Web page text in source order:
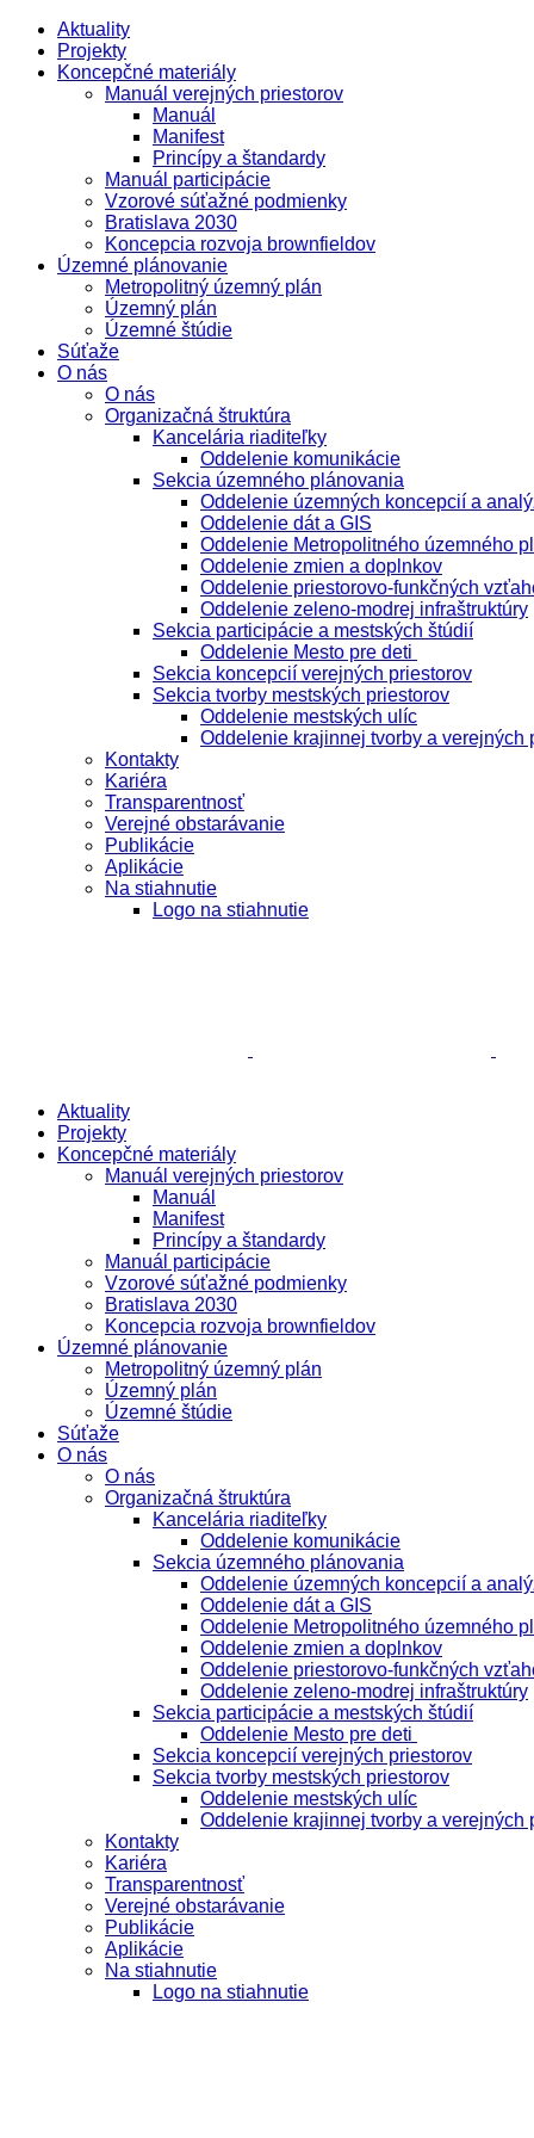
Aktuality
Projekty
Koncepčné materiály
Manuál verejných priestorov
Manuál
Manifest
Princípy a štandardy
Manuál participácie
Vzorové súťažné podmienky
Bratislava 2030
Koncepcia rozvoja brownfieldov
Územné plánovanie
Metropolitný územný plán
Územný plán
Územné štúdie
Súťaže
O nás
O nás
Organizačná štruktúra
Kancelária riaditeľky
Oddelenie komunikácie
Sekcia územného plánovania
Oddelenie územných koncepcií a
Oddelenie dát a GIS
Oddelenie Metropolitného územného
Oddelenie zmien a doplnkov
Oddelenie priestorovo-funkčných
Oddelenie zeleno-modrej infraštruktúry
Sekcia participácie a mestských štúdií
Oddelenie Mesto pre deti
Sekcia koncepcií verejných priestorov
Sekcia tvorby mestských priestorov
Oddelenie mestských ulíc
Oddelenie krajinnej tvorby a verejných
Kontakty
Kariéra
Transparentnosť
Verejné obstarávanie
Publikácie
Aplikácie
Na stiahnutie
Logo na stiahnutie
Aktuality
Projekty
Koncepčné materiály
Manuál verejných priestorov
Manuál
Manifest
Princípy a štandardy
Manuál participácie
Vzorové súťažné podmienky
Bratislava 2030
Koncepcia rozvoja brownfieldov
Územné plánovanie
Metropolitný územný plán
Územný plán
Územné štúdie
Súťaže
O nás
O nás
Organizačná štruktúra
Kancelária riaditeľky
Oddelenie komunikácie
Sekcia územného plánovania
Oddelenie územných koncepcií a
Oddelenie dát a GIS
Oddelenie Metropolitného územného
Oddelenie zmien a doplnkov
Oddelenie priestorovo-funkčných
Oddelenie zeleno-modrej infraštruktúry
Sekcia participácie a mestských štúdií
Oddelenie Mesto pre deti
Sekcia koncepcií verejných priestorov
Sekcia tvorby mestských priestorov
Oddelenie mestských ulíc
Oddelenie krajinnej tvorby a verejných
Kontakty
Kariéra
Transparentnosť
Verejné obstarávanie
Publikácie
Aplikácie
Na stiahnutie
Logo na stiahnutie